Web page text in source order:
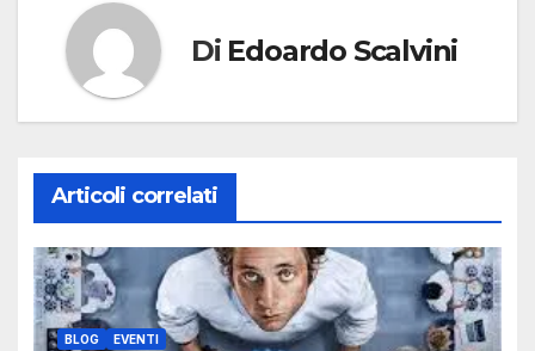
Di Edoardo Scalvini
Articoli correlati
BLOG EVENTI